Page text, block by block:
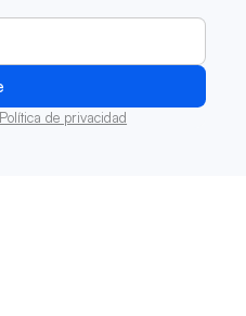
Política de privacidad